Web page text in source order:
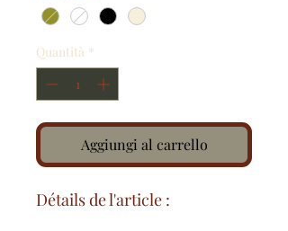
Quantità *
Aggiungi al carrello
Détails de l'article :